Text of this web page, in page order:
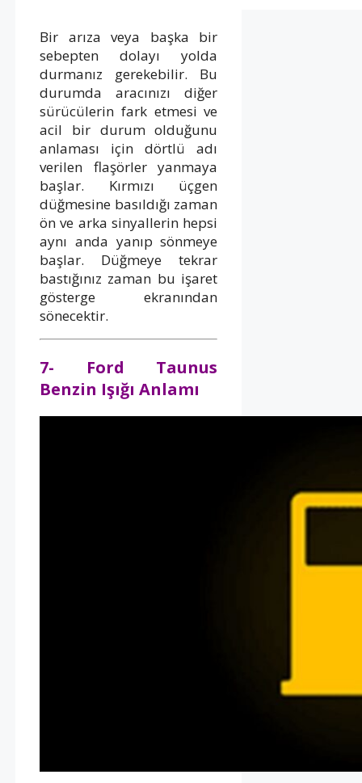
Bir arıza veya başka bir
sebepten dolayı yolda
durmanız gerekebilir. Bu
durumda aracınızı diğer
sürücülerin fark etmesi ve
acil bir durum olduğunu
anlaması için dörtlü adı
verilen flaşörler yanmaya
başlar. Kırmızı üçgen
düğmesine basıldığı zaman
ön ve arka sinyallerin hepsi
aynı anda yanıp sönmeye
başlar. Düğmeye tekrar
bastığınız zaman bu işaret
gösterge ekranından
sönecektir.
7- Ford Taunus
Benzin Işığı Anlamı